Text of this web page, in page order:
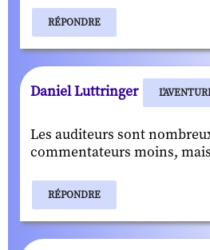
RÉPONDRE
Daniel Luttringer
Les auditeurs sont
commentateurs moins,
RÉPONDRE